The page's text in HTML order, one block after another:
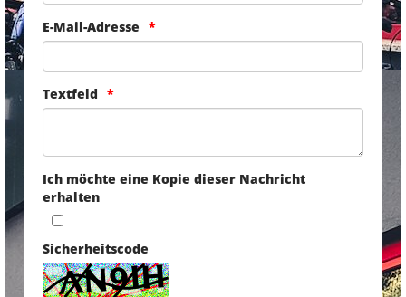
E-Mail-Adresse
Textfeld
Ich möchte eine Kopie dieser Nachricht
erhalten
Sicherheitscode